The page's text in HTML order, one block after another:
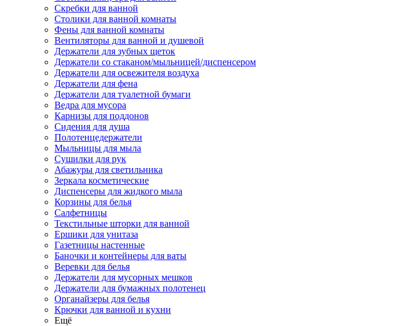
Скребки для ванной
Столики для ванной комнаты
Фены для ванной комнаты
Вентиляторы для ванной и душевой
Держатели для зубных щеток
Держатели со стаканом/мыльницей/диспенсером
Держатели для освежителя воздуха
Держатели для фена
Держатели для туалетной бумаги
Ведра для мусора
Карнизы для поддонов
Сидения для душа
Полотенцедержатели
Мыльницы для мыла
Сушилки для рук
Абажуры для светильника
Зеркала косметические
Диспенсеры для жидкого мыла
Корзины для белья
Салфетницы
Текстильные шторки для ванной
Ершики для унитаза
Газетницы настенные
Баночки и контейнеры для ваты
Веревки для белья
Держатели для мусорных мешков
Держатели для бумажных полотенец
Органайзеры для белья
Крючки для ванной и кухни
Ещё